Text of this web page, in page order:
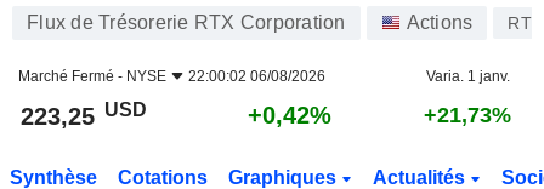
Flux de Trésorerie RTX Corporation Actions RTX
Marché Fermé - NYSE 22:00:02 06/08/2026 Varia. 1 janv.
223,25 USD +0,42% +21,73%
Synthèse Cotations Graphiques Actualités